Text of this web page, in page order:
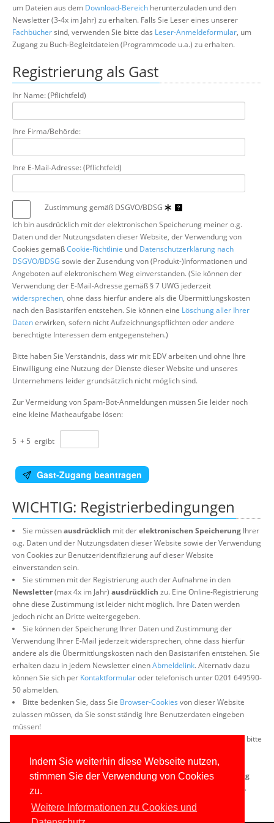
Indem Sie weiterhin diese Webseite nutzen,
stimmen Sie der Verwendung von Cookies
zu.
Weitere Informationen zu Cookies und
Über uns
Suche
um Dateien aus dem Download-Bereich herunterzuladen und den
Newsletter (3-4x im Jahr) zu erhalten. Falls Sie Leser eines unserer
Fachbüchersind, verwenden Sie bitte das Leser-Anmeldeformular, um
Zugang zu Buch-Begleitdateien (Programmcode u.a.) zu erhalten.
Registrierung als Gast
Ihr Name: (Pflichtfeld)
Ihre Firma/Behörde:
Ihre E-Mail-Adresse: (Pflichtfeld)
Zustimmung gemäß DSGVO/BDSG
Ich bin ausdrücklich mit der elektronischen Speicherung meiner o.g.
Daten und der Nutzungsdaten dieser Website, der Verwendung von
Cookies gemäßCookie-Richtlinie und Datenschutzerklärung nach
DSGVO/BDSG sowie der Zusendung von (Produkt-)Informationen und
Angeboten auf elektronischem Weg einverstanden. (Sie können der
Verwendung der E-Mail-Adresse gemäß § 7 UWG jederzeit
widersprechen, ohne dass hierfür andere als die Übermittlungskosten
nach den Basistarifen entstehen. Sie können eine Löschung aller Ihrer
Datenerwirken, sofern nicht Aufzeichnungspflichten oder andere
berechtigte Interessen dem entgegenstehen.)
Bitte haben Sie Verständnis, dass wir mit EDV arbeiten und ohne Ihre
Einwilligung eine Nutzung der Dienste dieser Website und unseres
Unternehmens leider grundsätzlich nicht möglich sind.
Zur Vermeidung von Spam-Bot-Anmeldungen müssen Sie leider noch
eine kleine Matheaufgabe lösen:
5 + 5 ergibt
Gast-Zugang beantragen
WICHTIG: Registrierbedingungen
Sie müssenausdrücklich mit derelektronischen Speicherung Ihrer
o.g. Daten und der Nutzungsdaten dieser Website sowie der Verwendung
von Cookies zur Benutzeridentifizierung auf dieser Website
einverstanden sein.
Sie stimmen mit der Registrierung auch der Aufnahme in den
Newsletter(max 4x im Jahr) ausdrücklich zu. Eine Online-Registrierung
ohne diese Zustimmung ist leider nicht möglich. Ihre Daten werden
jedoch nicht an Dritte weitergegeben.
Sie können der Speicherung Ihrer Daten und Zustimmung der
Verwendung Ihrer E-Mail jederzeit widersprechen, ohne dass hierfür
andere als die Übermittlungskosten nach den Basistarifen entstehen. Sie
erhalten dazu in jedem Newsletter einenAbmeldelink. Alternativ dazu
können Sie sich per Kontaktformularoder telefonisch unter 0201 649590-
50 abmelden.
Bitte bedenken Sie, dass Sie Browser-Cookies von dieser Website
zulassen müssen, da Sie sonst ständig Ihre Benutzerdaten eingeben
müssen!
Falls Sie Fragen zu diesem Portal oder Probleme haben, lesen Sie bitte
Sollte das FAQ Ihnen nicht helfen,kontaktierenSie uns bitte. Bitte
beachten Sie aber, dass dieses Portal und der Support dazu
freiwillig
und ehrenamtlich
ist. Daher kann eine Antwort einige Tage dauern.